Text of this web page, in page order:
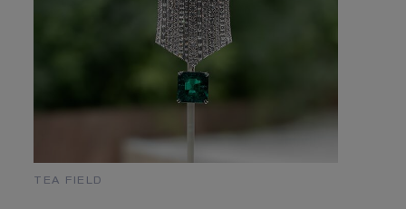
TEA FIELD